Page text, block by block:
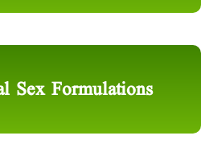
Sex Formulations